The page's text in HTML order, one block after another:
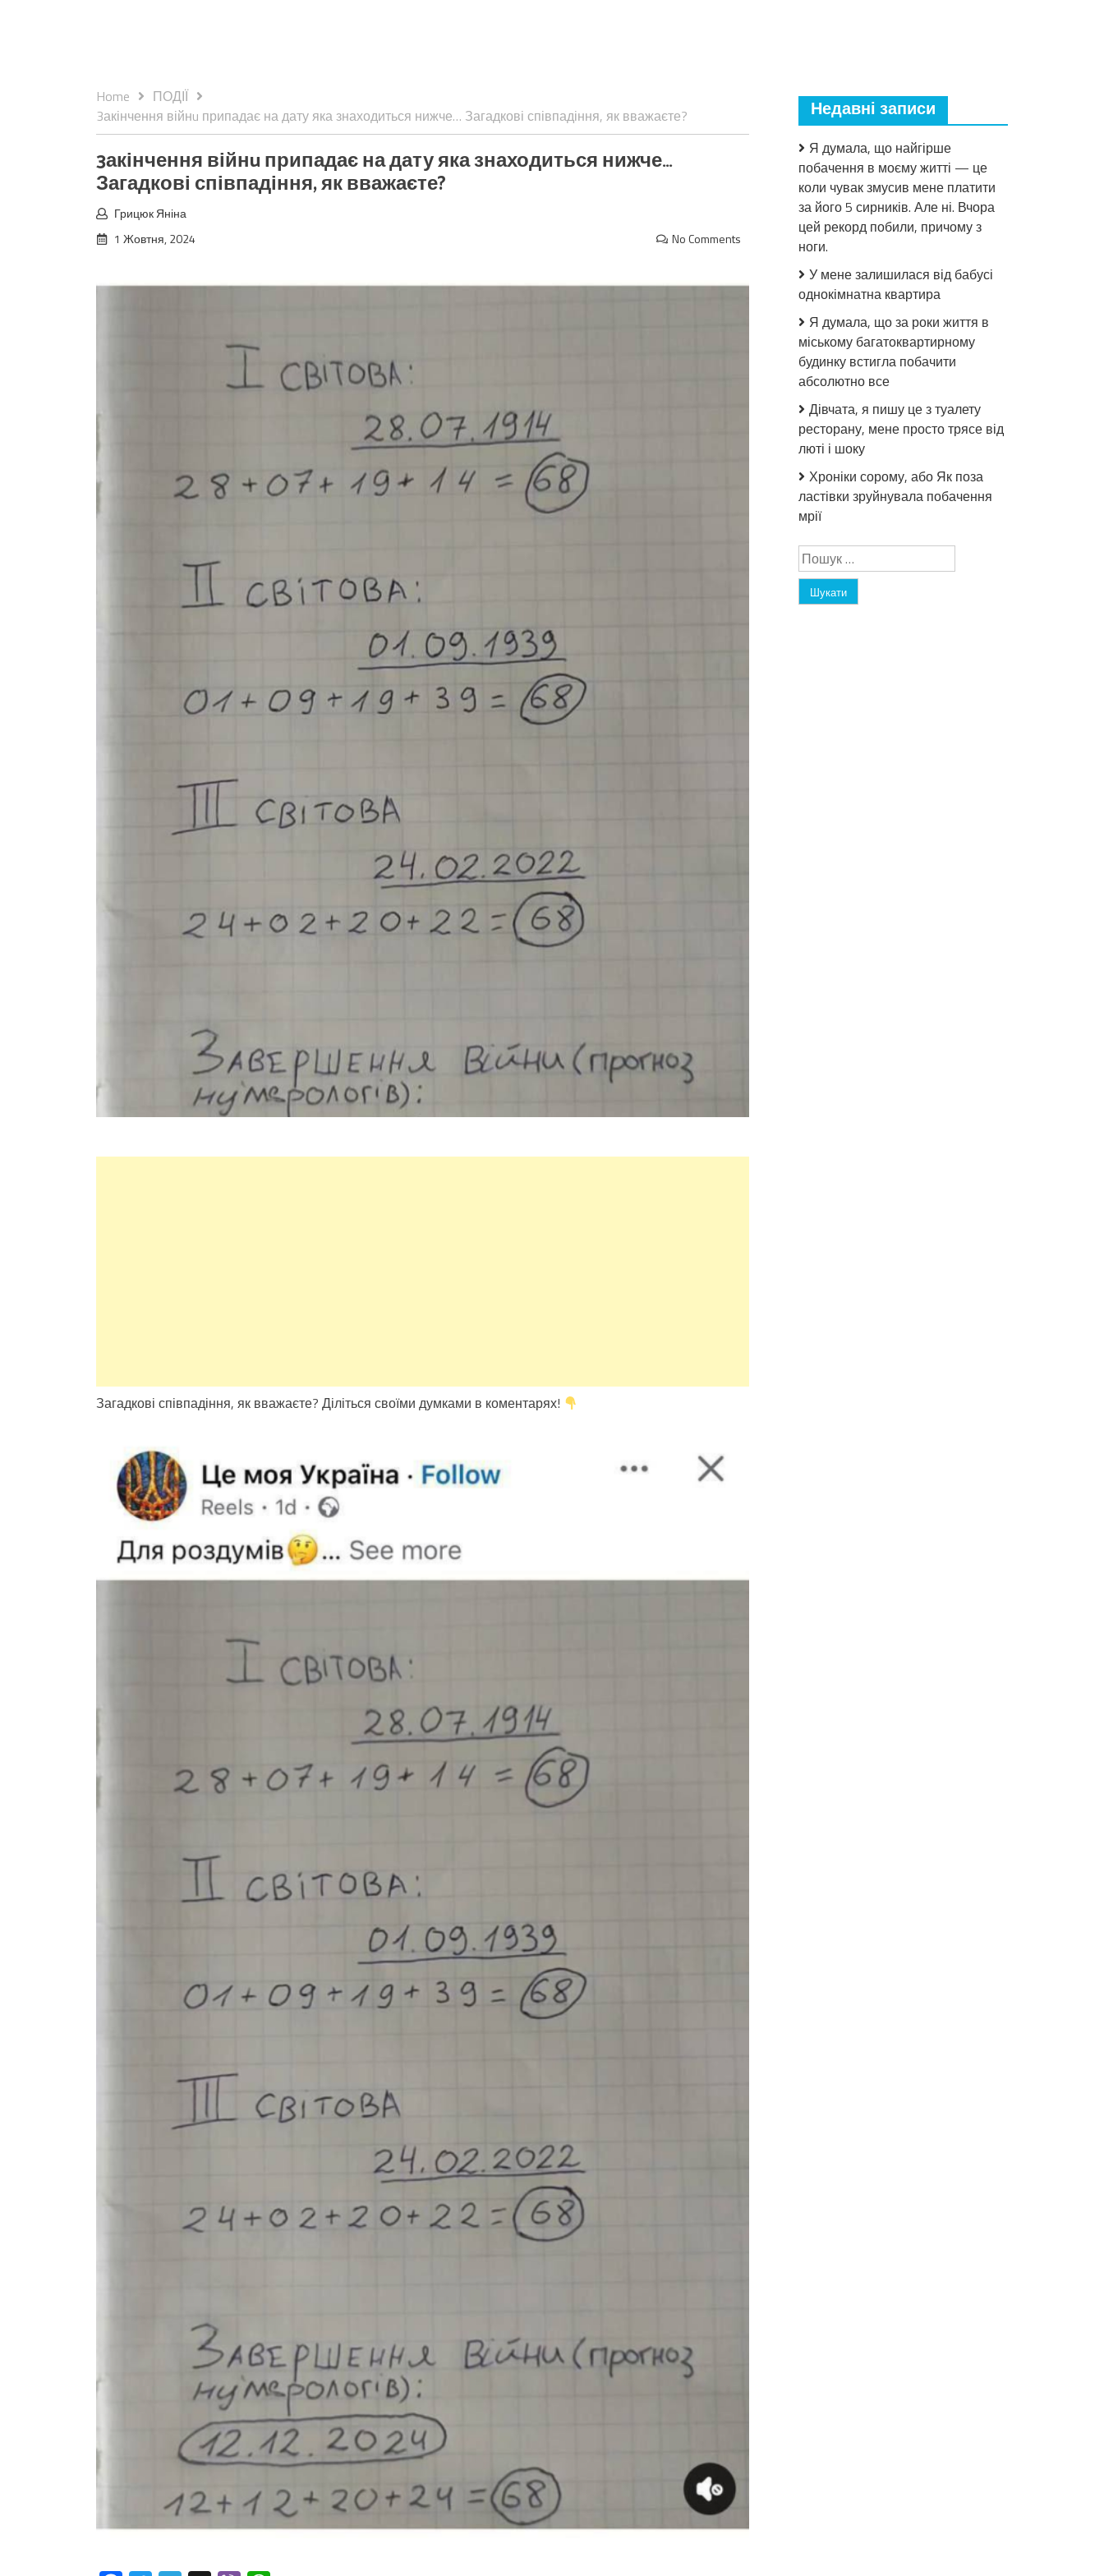
Home
ПОДІЇ
3акінчення війнu припадає на дату яка знаходиться нижче… Загадкові співпадіння, як вважаєте?
3акінчення війнu припадає на дату яка знаходиться нижче…
Загадкові співпадіння, як вважаєте?
Грицюк Яніна
1 Жовтня, 2024
No Comments
Загадкові співпадіння, як вважаєте? Діліться своїми думками в коментарях!
Недавні записи
Я думала, що найгірше
побачення в моєму житті — це
коли чувак змусив мене платити
за його 5 сирників. Але ні. Вчора
цей рекорд побили, причому з
ноги.
У мене залишилася від бабусі
однокімнатна квартира
Я думала, що за роки життя в
міському багатоквартирному
будинку встигла побачити
абсолютно все
Дівчата, я пишу це з туалету
ресторану, мене просто трясе від
люті і шоку
Хроніки сорому, або Як поза
ластівки зруйнувала побачення
мрії
Пошук: